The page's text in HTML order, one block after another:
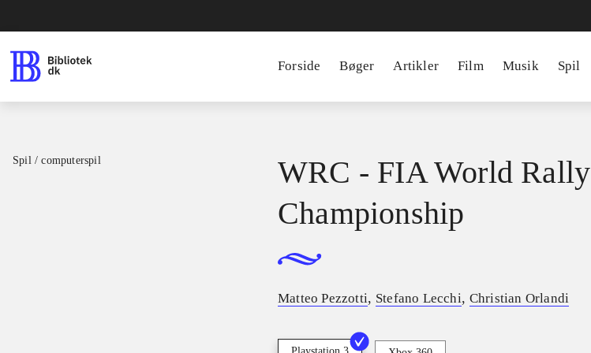
Forside Bøger Artikler Film Musik Spil
Spil / computerspil
WRC - FIA World Rally
Championship
Matteo Pezzotti, Stefano Lecchi, Christian Orlandi